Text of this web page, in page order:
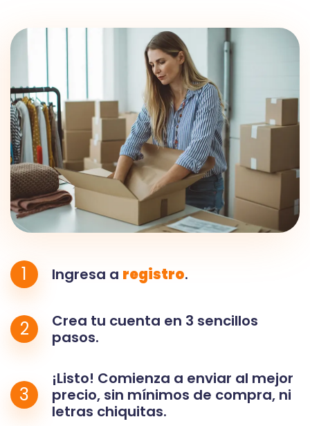
1 Ingresa a registro.
2
Crea tu cuenta en 3 sencillos
pasos.
3
¡Listo! Comienza a enviar al mejor
precio, sin mínimos de compra, ni
letras chiquitas.